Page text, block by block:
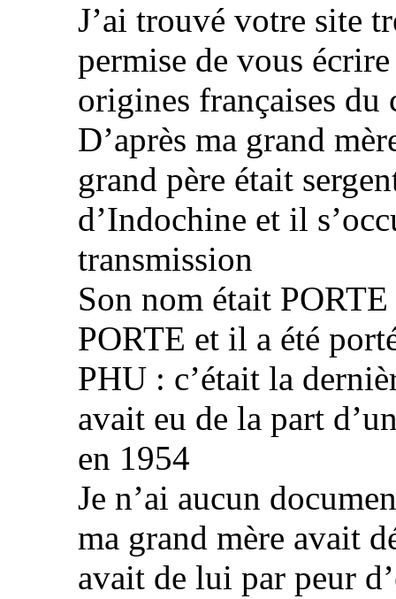
J’ai trouvé votre site
permise de vous
origines françaises du
D’après ma grand
grand père était
d’Indochine et il
transmission
Son nom était
PORTE et il a été
PHU : c’était la
avait eu de la part
en 1954
Je n’ai aucun
ma grand mère avait
avait de lui par peur